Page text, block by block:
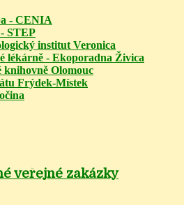
- CENIA
STEP
institut Veronica
lékárně - Ekoporadna Živica
knihovně Olomouc
Frýdek-Místek
veřejné zakázky